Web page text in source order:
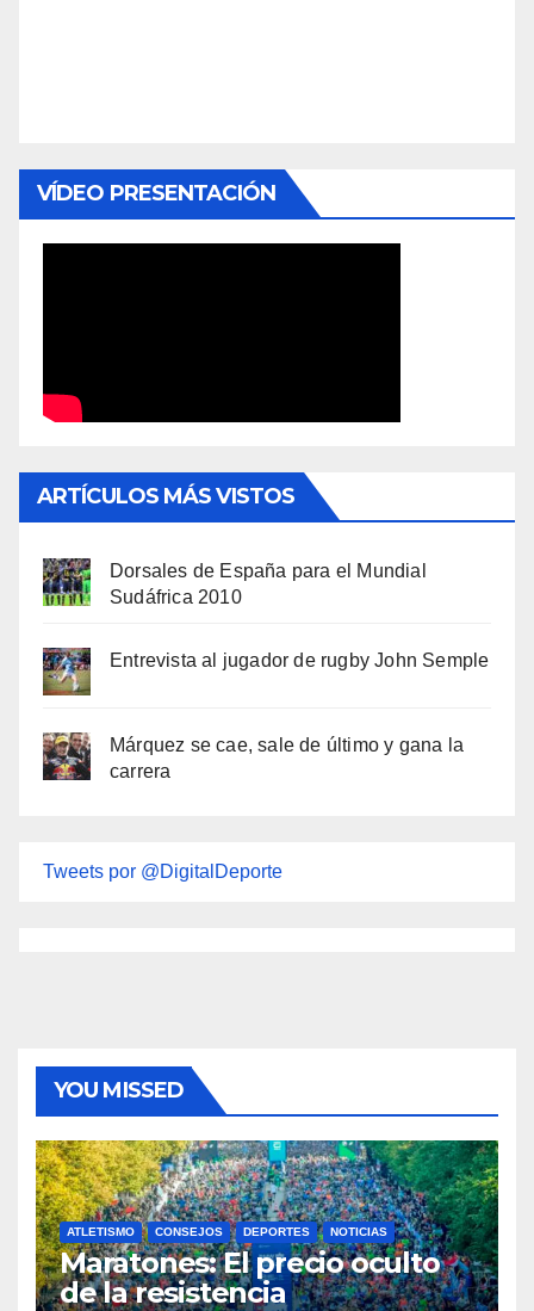
VÍDEO PRESENTACIÓN
ARTÍCULOS MÁS VISTOS
Dorsales de España para el Mundial
Sudáfrica 2010
Entrevista al jugador de rugby John Semple
Márquez se cae, sale de último y gana la
carrera
Tweets por @DigitalDeporte
YOU MISSED
ATLETISMO CONSEJOS DEPORTES NOTICIAS
Maratones: El precio oculto
de la resistencia